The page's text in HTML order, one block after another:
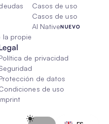
propiedad
Casos de uso
Casos de uso
AI NativeNUEVO
de privacidad
de datos
de uso